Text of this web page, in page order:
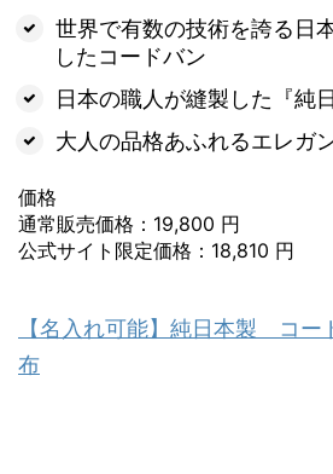
世界で有数の技術を誇る日
したコードバン
日本の職人が縫製した『純
大人の品格あふれるエレガ
価格
通常販売価格：19,800 円
公式サイト限定価格：18,810 円
【名入れ可能】純日本製 コ
布